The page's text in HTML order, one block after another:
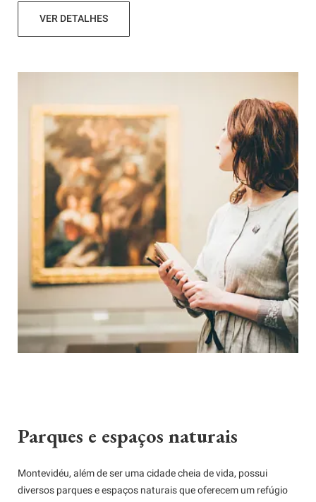
VER DETALHES
Parques e espaços naturais
Montevidéu, além de ser uma cidade cheia de vida, possui
diversos parques e espaços naturais que oferecem um refúgio